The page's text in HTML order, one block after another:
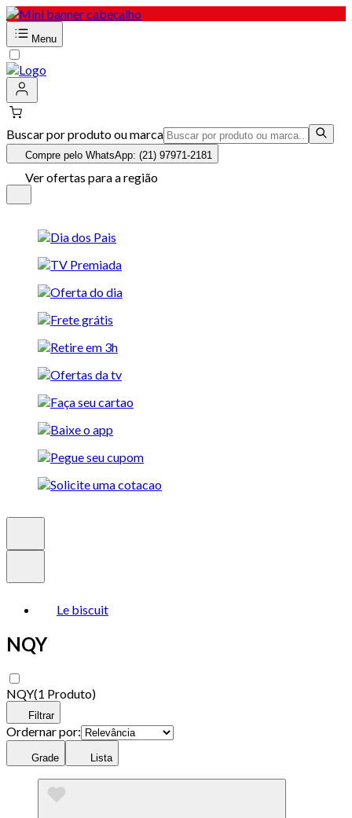
Menu
Buscar por produto ou marca
Compre pelo WhatsApp: (21) 97971-2181
Ver ofertas para a região
Le biscuit
NQY
NQY(1 Produto)
Filtrar
Ordernar por:
Grade Lista